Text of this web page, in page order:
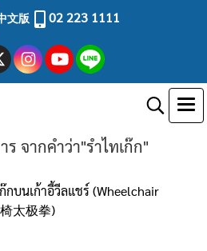
文版 02 223 1111
จากคำว่า"รำไทเก๊ก"
กบนเก้าอี้วีลแชร์ (Wheelchair
太极拳)